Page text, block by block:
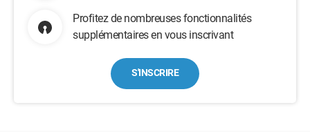
Profitez de nombreuses fonctionnalités
supplémentaires en vous inscrivant
S'INSCRIRE